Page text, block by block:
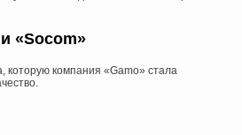
«Socom»
которую компания «Gamo» стала